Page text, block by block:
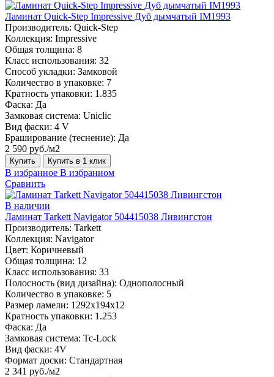
Ламинат Quick-Step Impressive Дуб дымчатый IM1993
Производитель: Quick-Step
Коллекция: Impressive
Общая толщина: 8
Класс использования: 32
Способ укладки: Замковой
Количество в упаковке: 7
Кратность упаковки: 1.835
Фаска: Да
Замковая система: Uniclic
Вид фаски: 4 V
Браширование (теснение): Да
2 590 руб./м2
Купить Купить в 1 клик
В избранное В избранном
Сравнить
В наличии
Ламинат Tarkett Navigator 504415038 Ливингстон
Производитель: Tarkett
Коллекция: Navigator
Цвет: Коричневый
Общая толщина: 12
Класс использования: 33
Полосность (вид дизайна): Однополосный
Количество в упаковке: 5
Размер ламели: 1292х194х12
Кратность упаковки: 1.253
Фаска: Да
Замковая система: Tc-Lock
Вид фаски: 4V
Формат доски: Стандартная
2 341 руб./м2